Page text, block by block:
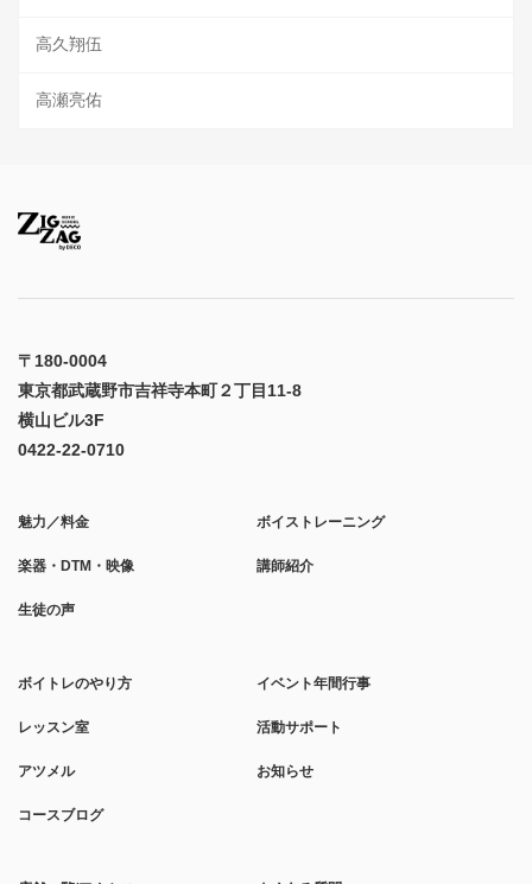
高久翔伍
高瀬亮佑
〒180-0004
東京都武蔵野市吉祥寺本町２丁目11-8
横山ビル3F
0422-22-0710
魅力／料金 ボイストレーニング
楽器・DTM・映像 講師紹介
生徒の声
ボイトレのやり方 イベント年間行事
レッスン室 活動サポート
アツメル お知らせ
コースブログ